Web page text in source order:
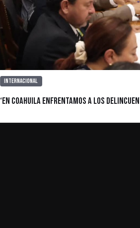
Internacional
‘En Coahuila enfrentamos a los